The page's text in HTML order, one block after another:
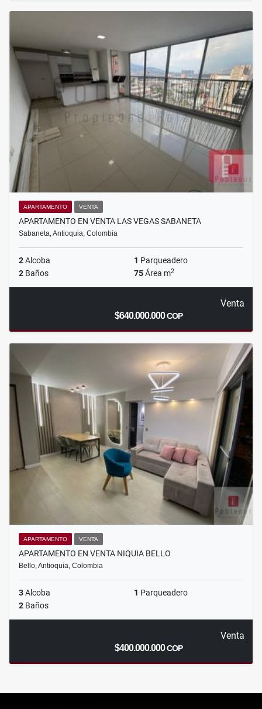
APARTAMENTO VENTA
APARTAMENTO EN VENTA LAS VEGAS SABANETA
Sabaneta, Antioquia, Colombia
2Alcoba 1 Parqueadero
2 Baños 75Área m2
Venta
$640.000.000COP
APARTAMENTO VENTA
APARTAMENTO EN VENTA NIQUIA BELLO
Bello, Antioquia, Colombia
3Alcoba 1 Parqueadero
2 Baños
Venta
$400.000.000COP